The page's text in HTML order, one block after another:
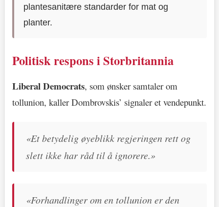
plantesanitære standarder for mat og
planter.
Politisk respons i Storbritannia
Liberal Democrats, som ønsker samtaler om
tollunion, kaller Dombrovskis’ signaler et vendepunkt.
«Et betydelig øyeblikk regjeringen rett og
slett ikke har råd til å ignorere.»
«Forhandlinger om en tollunion er den